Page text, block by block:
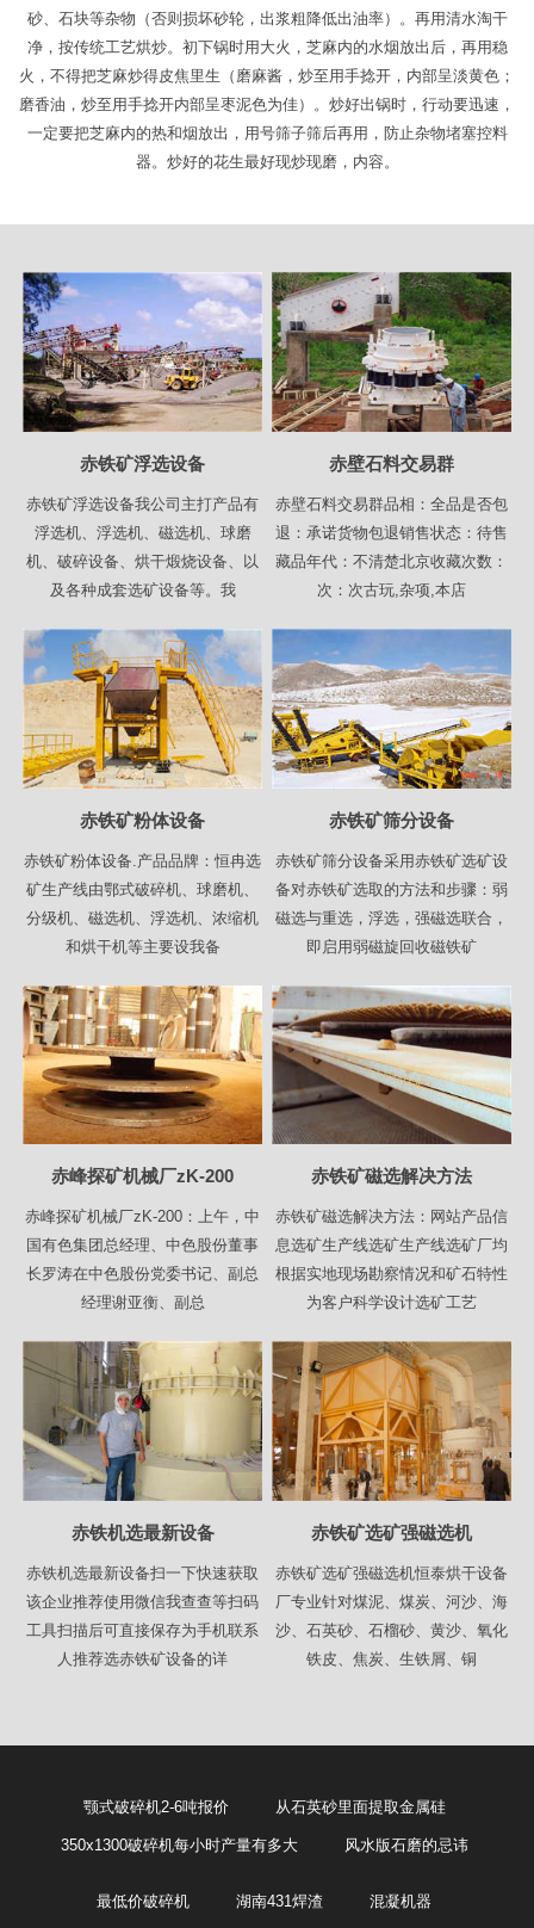
砂、石块等杂物（否则损坏砂轮，出浆粗降低出油率）。再用清水淘干
净，按传统工艺烘炒。初下锅时用大火，芝麻内的水烟放出后，再用稳
火，不得把芝麻炒得皮焦里生（磨麻酱，炒至用手捻开，内部呈淡黄色；
磨香油，炒至用手捻开内部呈枣泥色为佳）。炒好出锅时，行动要迅速，
一定要把芝麻内的热和烟放出，用号筛子筛后再用，防止杂物堵塞控料
器。炒好的花生最好现炒现磨，内容。
赤铁矿浮选设备
赤铁矿浮选设备我公司主打产品有
浮选机、浮选机、磁选机、球磨
机、破碎设备、烘干煅烧设备、以
及各种成套选矿设备等。我
赤壁石料交易群
赤壁石料交易群品相：全品是否包
退：承诺货物包退销售状态：待售
藏品年代：不清楚北京收藏次数：
次：次古玩,杂项,本店
赤铁矿粉体设备
赤铁矿粉体设备.产品品牌：恒冉选
矿生产线由鄂式破碎机、球磨机、
分级机、磁选机、浮选机、浓缩机
和烘干机等主要设我备
赤铁矿筛分设备
赤铁矿筛分设备采用赤铁矿选矿设
备对赤铁矿选取的方法和步骤：弱
磁选与重选，浮选，强磁选联合，
即启用弱磁旋回收磁铁矿
赤峰探矿机械厂zK-200
赤峰探矿机械厂zK-200：上午，中
国有色集团总经理、中色股份董事
长罗涛在中色股份党委书记、副总
经理谢亚衡、副总
赤铁矿磁选解决方法
赤铁矿磁选解决方法：网站产品信
息选矿生产线选矿生产线选矿厂均
根据实地现场勘察情况和矿石特性
为客户科学设计选矿工艺
赤铁机选最新设备
赤铁机选最新设备扫一下快速获取
该企业推荐使用微信我查查等扫码
工具扫描后可直接保存为手机联系
人推荐选赤铁矿设备的详
赤铁矿选矿强磁选机
赤铁矿选矿强磁选机恒泰烘干设备
厂专业针对煤泥、煤炭、河沙、海
沙、石英砂、石榴砂、黄沙、氧化
铁皮、焦炭、生铁屑、铜
颚式破碎机2-6吨报价 从石英砂里面提取金属硅
350x1300破碎机每小时产量有多大 风水版石磨的忌讳
最低价破碎机 湖南431焊渣 混凝机器